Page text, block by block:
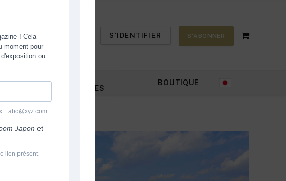
S'IDENTIFIER S'ABONNER
Shopping
GOURMET
ANNONCES
BOUTIQUE